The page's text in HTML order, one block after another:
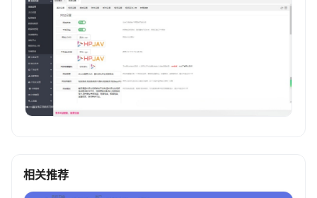
相关推荐